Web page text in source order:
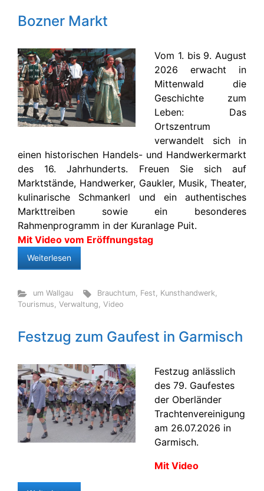
Bozner Markt
Vom 1. bis 9. August
2026 erwacht in
Mittenwald die
Geschichte zum
Leben: Das
Ortszentrum
verwandelt sich in
einen historischen Handels- und Handwerkermarkt
des 16. Jahrhunderts. Freuen Sie sich auf
Marktstände, Handwerker, Gaukler, Musik, Theater,
kulinarische Schmankerl und ein authentisches
Markttreiben sowie ein besonderes
Rahmenprogramm in der Kuranlage Puit.
Mit Video vom Eröffnungstag
Weiterlesen
um Wallgau Brauchtum, Fest, Kunsthandwerk,
Tourismus, Verwaltung, Video
Festzug zum Gaufest in Garmisch
Festzug anlässlich
des 79. Gaufestes
der Oberländer
Trachtenvereinigung
am 26.07.2026 in
Garmisch.
Mit Video